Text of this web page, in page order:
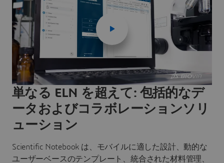
単なる ELN を超えて: 包括的なデ
ータおよびコラボレーションソリ
ューション
Scientific Notebook は、モバイルに適した設計、動的な
ユーザーベースのテンプレート、統合された材料管理、